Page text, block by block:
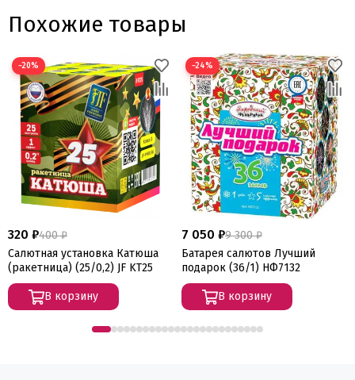
Похожие товары
−20%
320 ₽400 ₽
Салютная установка Катюша
(ракетница) (25/0,2) JF KT25
В корзину
−24%
7 050 ₽9 300 ₽
Батарея салютов Лучший
подарок (36/1) НФ7132
В корзину